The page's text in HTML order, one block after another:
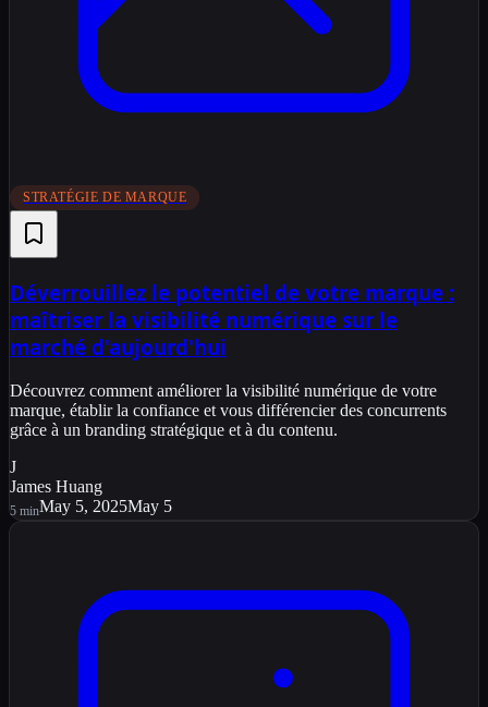
STRATÉGIE DE MARQUE
Déverrouillez le potentiel de votre marque :
maîtriser la visibilité numérique sur le
marché d'aujourd'hui
Découvrez comment améliorer la visibilité numérique de votre
marque, établir la confiance et vous différencier des concurrents
grâce à un branding stratégique et à du contenu.
J
James Huang
5 minMay 5, 2025May 5